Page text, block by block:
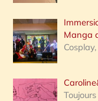
:
Manga